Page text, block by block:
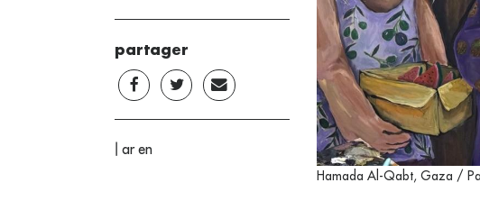
partager
| ar en
Hamada Al-Qabt, Gaza /